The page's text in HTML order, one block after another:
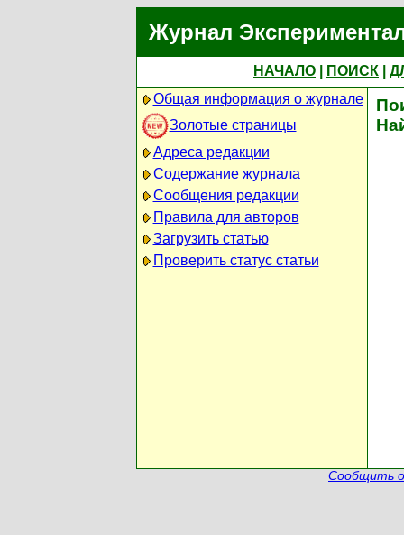
Журнал
НАЧАЛО ПОИСК
Общая информация о журнале
Золотые страницы
Адреса редакции
Содержание журнала
Сообщения редакции
Правила для авторов
Загрузить статью
Проверить статус статьи
Сообщить о